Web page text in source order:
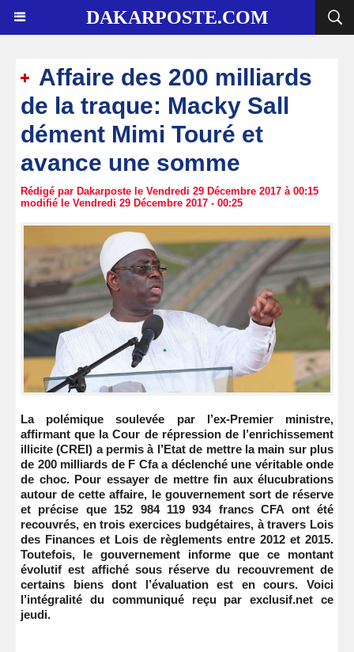
DAKARPOSTE.COM
Affaire des 200 milliards
de la traque: Macky Sall
dément Mimi Touré et
avance une somme
Rédigé par Dakarposte le Vendredi 29 Décembre 2017 à 00:15
modifié le Vendredi 29 Décembre 2017 - 00:25
La polémique soulevée par l’ex-Premier ministre,
affirmant que la Cour de répression de l’enrichissement
illicite (CREI) a permis à l’Etat de mettre la main sur plus
de 200 milliards de F Cfa a déclenché une véritable onde
de choc. Pour essayer de mettre fin aux élucubrations
autour de cette affaire, le gouvernement sort de réserve
et précise que 152 984 119 934 francs CFA ont été
recouvrés, en trois exercices budgétaires, à travers Lois
des Finances et Lois de règlements entre 2012 et 2015.
Toutefois, le gouvernement informe que ce montant
évolutif est affiché sous réserve du recouvrement de
certains biens dont l’évaluation est en cours. Voici
l’intégralité du communiqué reçu par exclusif.net ce
jeudi.